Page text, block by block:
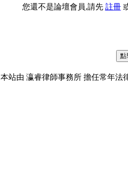
您還不是論壇會員,請先 註冊
本站由 瀛睿律師事務所 擔任常年法